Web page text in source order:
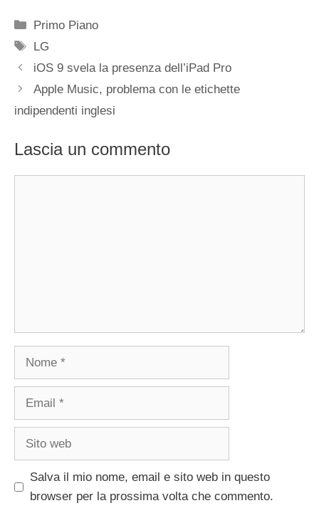
Categorie
Primo Piano
Tag
LG
iOS 9 svela la presenza dell’iPad Pro
Apple Music, problema con le etichette
indipendenti inglesi
Lascia un commento
Nome
Email
Sito
Salva il mio nome, email e sito web in questo
browser per la prossima volta che commento.